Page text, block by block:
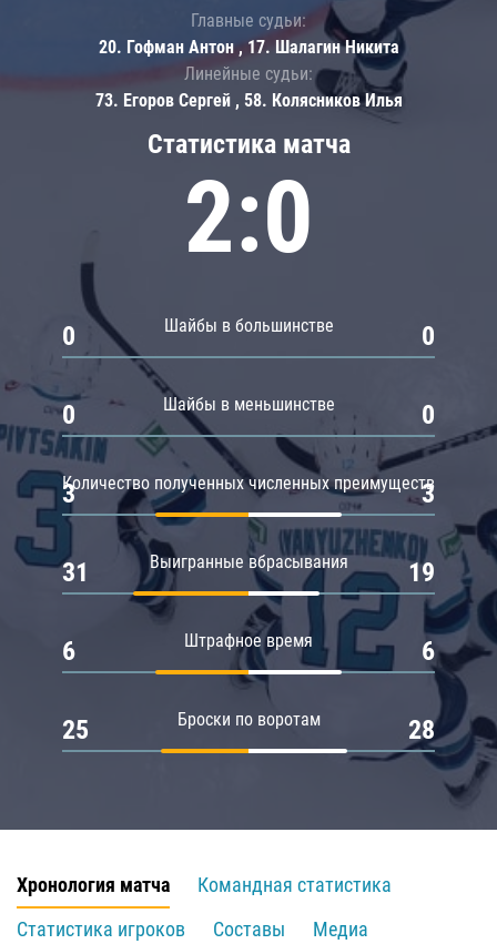
Статистика матча
2:0
Шайбы в большинстве
0 0
Шайбы в меньшинстве
0 0
Количество полученных численных преимуществ
3 3
Выигранные вбрасывания
31 19
Штрафное время
6 6
Броски по воротам
25 28
Главные судьи:
20. Гофман Антон , 17. Шалагин Никита
Линейные судьи:
73. Егоров Сергей , 58. Колясников Илья
Хронология матча
Командная статистика
Статистика игроков
Составы
Медиа